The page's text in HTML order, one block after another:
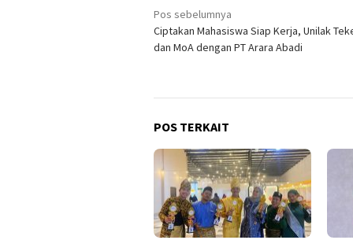
Navigasi
pos
Pos sebelumnya
Ciptakan Mahasiswa Siap Kerja, Unilak
dan MoA dengan PT Arara Abadi
POS TERKAIT